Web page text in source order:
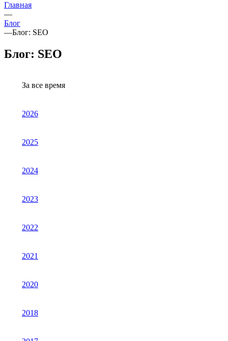
Главная
—
Блог
—Блог: SEO
Блог: SEO
За все время
2026
2025
2024
2023
2022
2021
2020
2018